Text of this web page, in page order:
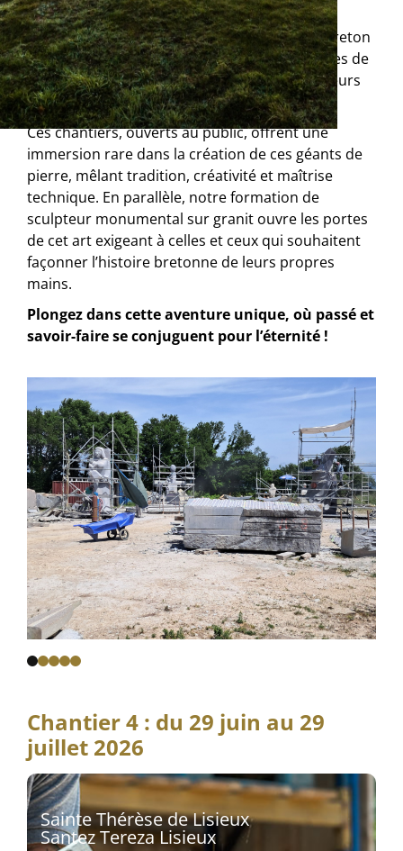
Chaque année, d’imposants blocs de granit breton
se métamorphosent en statues monumentales de
4 mètres de haut, célébrant les saints fondateurs
de la Bretagne.
Ces chantiers, ouverts au public, offrent une
immersion rare dans la création de ces géants de
pierre, mêlant tradition, créativité et maîtrise
technique. En parallèle, notre formation de
sculpteur monumental sur granit ouvre les portes
de cet art exigeant à celles et ceux qui souhaitent
façonner l’histoire bretonne de leurs propres
mains.
Plongez dans cette aventure unique, où passé et
savoir-faire se conjuguent pour l’éternité !
1 2 3 4 5
Chantier 4 : du 29 juin au 29
juillet 2026
Sainte Thérèse de Lisieux
Santez Tereza Lisieux